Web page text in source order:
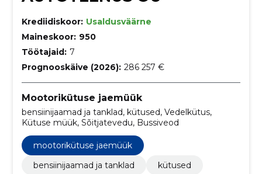
Krediidiskoor: Usaldusväärne
Maineskoor: 950
Töötajaid: 7
Prognooskäive (2026): 286 257 €
Mootorikütuse jaemüük
bensiinijaamad ja tanklad, kütused, Vedelkütus,
Kütuse müük, Sõitjatevedu, Bussiveod
mootorikütuse jaemüük
bensiinijaamad ja tanklad
kütused